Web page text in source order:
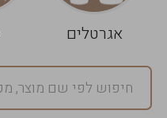
אגרטלים
במארז